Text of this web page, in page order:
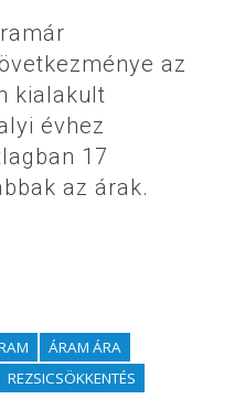
az
kialakult
évhez
17
az árak.
ÁRAM ÁRA
REZSICSÖKKENTÉS